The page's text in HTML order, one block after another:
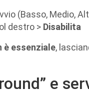
(Basso, Medio,
destro > Disabilita
essenziale,
e